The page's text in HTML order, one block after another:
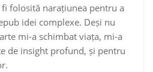
folosită narațiunea pentru a
idei complexe. Deși nu
mi-a schimbat viața, mi-a
de insight profund, și pentru